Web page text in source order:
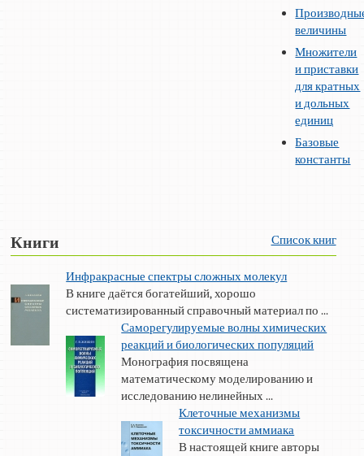
величины
Множители
и приставки
для кратных
и дольных
единиц
Базовые
константы
Книги Список книг
Инфракрасные спектры сложных молекул
В книге даётся богатейший, хорошо
систематизированный справочный материал по ...
Саморегулируемые волны химических
реакций и биологических популяций
Монография посвящена
математическому моделированию и
исследованию нелинейных ...
Клеточные механизмы
токсичности аммиака
В настоящей книге авторы